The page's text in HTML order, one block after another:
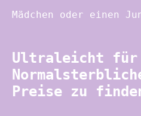
Mädchen oder einen
Ultraleicht für
Preise zu